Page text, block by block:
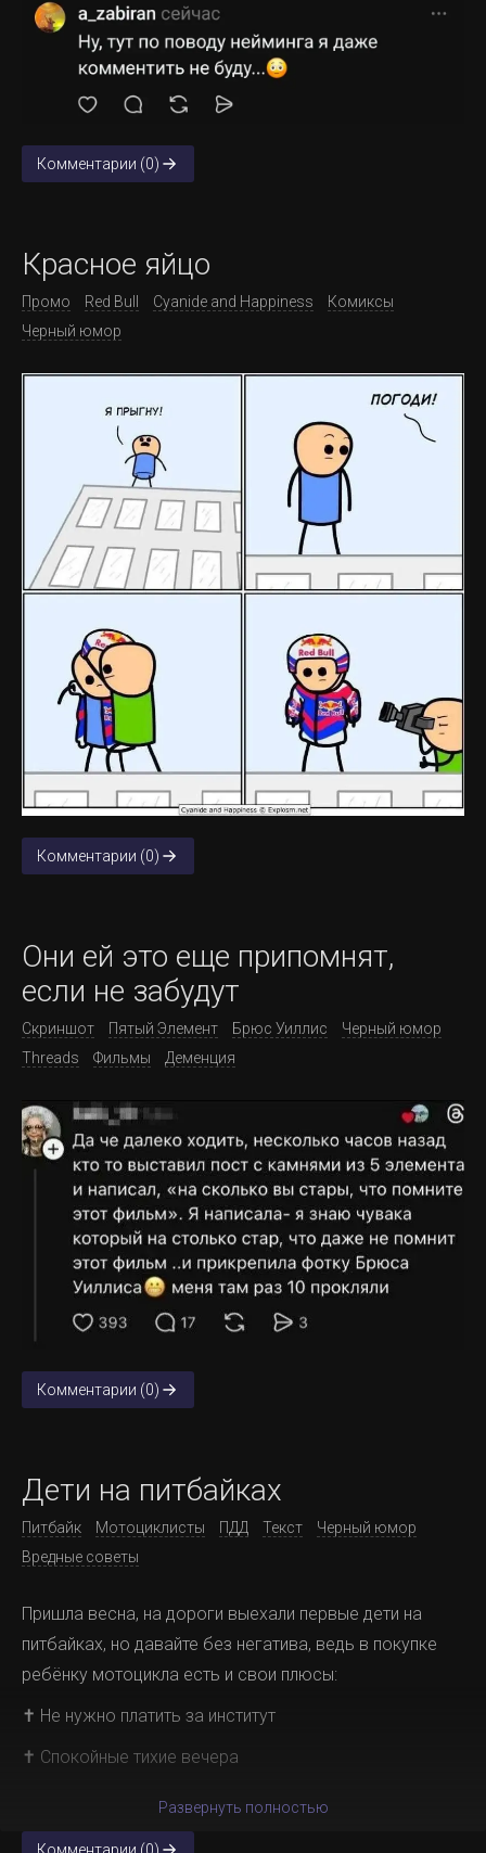
Комментарии (0)
Красное яйцо
Промо Red Bull Cyanide and Happiness
Комиксы
Черный юмор
Комментарии (0)
Они ей это еще припомнят,
если не забудут
Скриншот Пятый Элемент Брюс Уиллис
Черный юмор
Threads
Фильмы Деменция
Комментарии (0)
Дети на питбайках
Питбайк Мотоциклисты ПДД Текст
Черный юмор
Вредные советы
Пришла весна, на дороги выехали первые дети на
питбайках, но давайте без негатива, ведь в покупке
ребёнку мотоцикла есть и свои плюсы:
✝ Не нужно платить за институт
✝ Спокойные тихие вечера
Развернуть полностью